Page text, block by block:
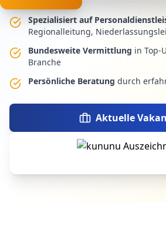
Spezialisiert auf
Regionalleitung,
Bundesweite Vermittlung in Top-
Branche
Persönliche Beratung durch
Aktuelle